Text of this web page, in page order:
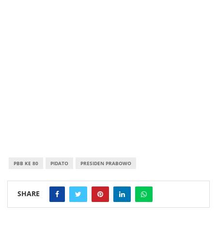
PBB KE 80 PIDATO PRESIDEN PRABOWO
SHARE